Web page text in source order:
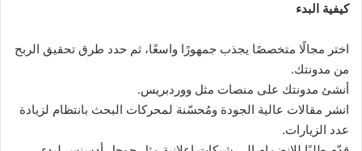
كيفية البدء
اختر مجالًا متخصصًا يجذب جمهورًا واسعًا، ثم حدد طرق تحقيق الربح
من مدونتك.
أنشئ مدونتك على منصات مثل ووردبريس.
انشر ​​مقالات عالية الجودة ومُحسّنة لمحركات البحث بانتظام لزيادة
عدد الزيارات.